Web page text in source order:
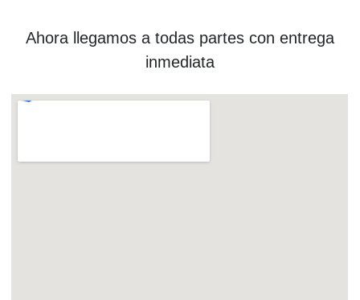
Ahora llegamos a todas partes con entrega
inmediata